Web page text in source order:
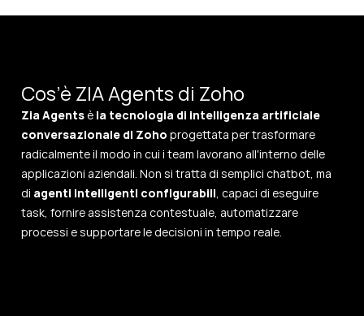
Cos’è ZIA Agents di Zoho
Zia Agents è la tecnologia di intelligenza artificiale
conversazionale di Zoho progettata per trasformare
radicalmente il modo in cui i team lavorano all'interno delle
applicazioni aziendali. Non si tratta di semplici chatbot, ma
di agenti intelligenti configurabili, capaci di eseguire
task, fornire assistenza contestuale, automatizzare
processi e supportare le decisioni in tempo reale.